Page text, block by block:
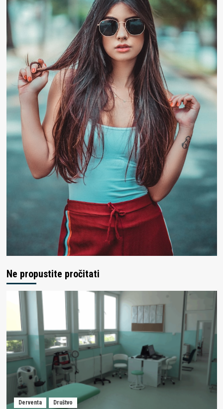
Ne propustite pročitati
Derventa Društvo